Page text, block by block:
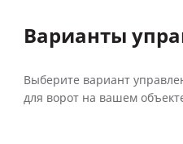
Варианты
Выберите вариант
для ворот на вашем